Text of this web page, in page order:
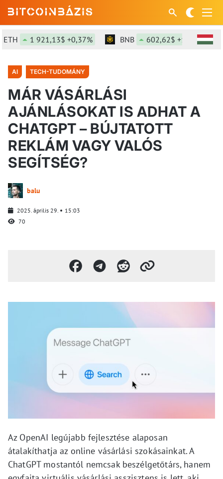
1 921,13$ +0,37% BNB 602,62$ +1,52%
AI TECH-TUDOMÁNY
MÁR VÁSÁRLÁSI
AJÁNLÁSOKAT IS ADHAT A
CHATGPT – BÚJTATOTT
REKLÁM VAGY VALÓS
SEGÍTSÉG?
balu
2025. április 29.
15:03
70
Az OpenAI legújabb fejlesztése alaposan
átalakíthatja az online vásárlási szokásainkat. A
ChatGPT mostantól nemcsak beszélgetőtárs, hanem